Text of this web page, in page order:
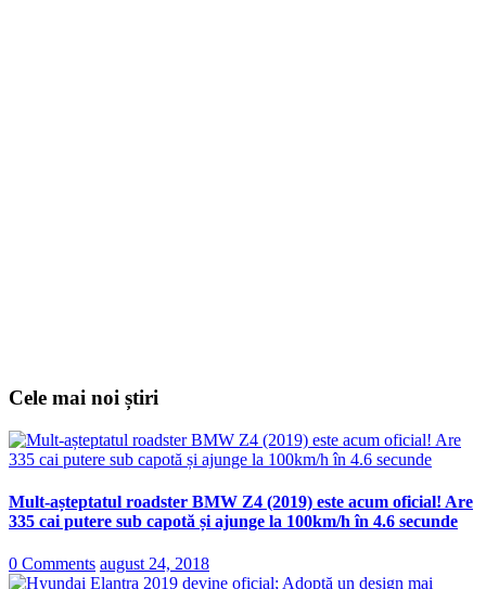
Cele mai noi știri
Mult-așteptatul roadster BMW Z4 (2019) este acum oficial! Are
335 cai putere sub capotă și ajunge la 100km/h în 4.6 secunde
0 Comments august 24, 2018